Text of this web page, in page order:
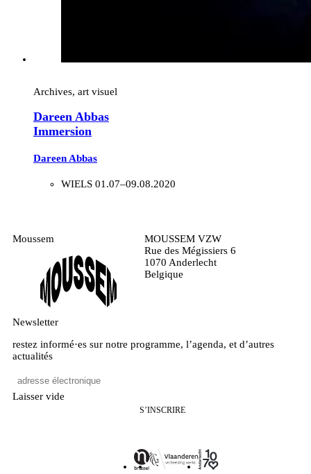
Archives, art visuel
Dareen Abbas
Immersion
Dareen Abbas
WIELS 01.07–09.08.2020
Moussem
MOUSSEM VZW
Rue des Mégissiers 6
1070 Anderlecht
Belgique
Newsletter
restez informé·es sur notre programme, l’agenda, et d’autres
actualités
Laisser vide
S’INSCRIRE